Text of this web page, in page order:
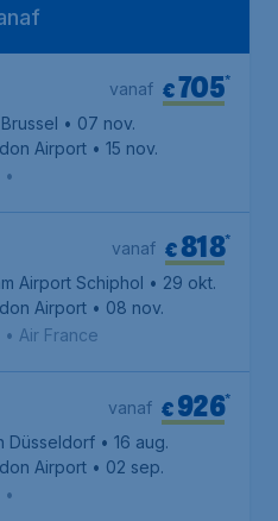
€705*
vanaf
• 07 nov.
Airport • 15 nov.
•
€818*
vanaf
Airport Schiphol • 29 okt.
Airport • 08 nov.
• Air France
€926*
vanaf
Düsseldorf • 16 aug.
Airport • 02 sep.
•